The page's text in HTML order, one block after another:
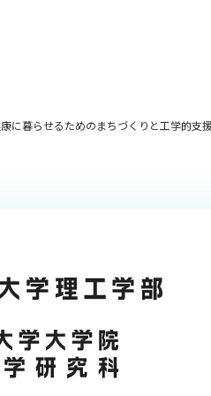
に暮らせるためのまちづくりと工学的支